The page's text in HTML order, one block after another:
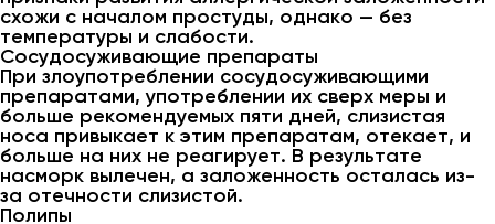
схожи с началом простуды, однако — без
температуры и слабости.
Сосудосуживающие препараты
При злоупотреблении сосудосуживающими
препаратами, употреблении их сверх меры и
больше рекомендуемых пяти дней, слизистая
носа привыкает к этим препаратам, отекает, и
больше на них не реагирует. В результате
насморк вылечен, а заложенность осталась из-
за отечности слизистой.
Полипы